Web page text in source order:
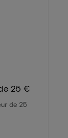
25 €
de 25